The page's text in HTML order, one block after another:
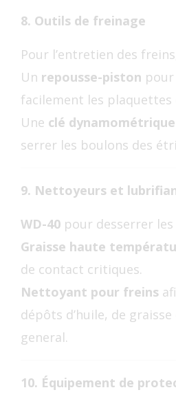
8. Outils de freinage
Pour l’entretien des
Un repousse-piston
facilement les plaquettes
Une clé
serrer les boulons des
9. Nettoyeurs et
WD-40 pour desserrer
Graisse haute
de contact critiques.
Nettoyant pour freins
dépôts d’huile, de
general.
10. Équipement de